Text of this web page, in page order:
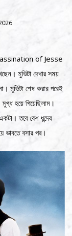
of Jesse
মুভিটা দেখার সময়
মুভিটা শেষ করার পরেই
হয়ে গিয়েছিলাম।
তবে বেশ ধন্দের
ভাবতে বসার পর।